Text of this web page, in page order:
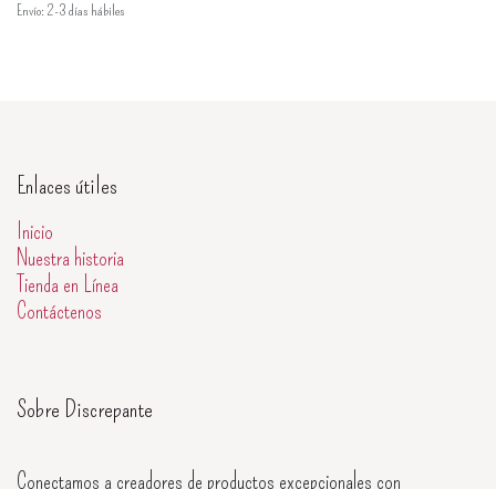
Envío: 2-3 días hábiles
Enlaces útiles
Inicio
Nuestra historia
Tienda en Línea
Contáctenos
Sobre Discrepante
Conectamos a creadores de productos excepcionales con